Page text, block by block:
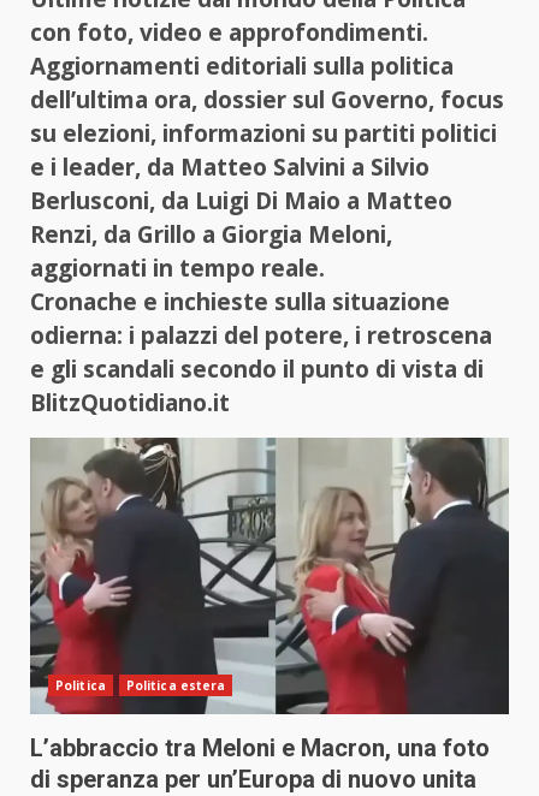
con foto, video e approfondimenti.
Aggiornamenti editoriali sulla politica
dell’ultima ora, dossier sul Governo, focus
su elezioni, informazioni su partiti politici
e i leader, da Matteo Salvini a Silvio
Berlusconi, da Luigi Di Maio a Matteo
Renzi, da Grillo a Giorgia Meloni,
aggiornati in tempo reale.
Cronache e inchieste sulla situazione
odierna: i palazzi del potere, i retroscena
e gli scandali secondo il punto di vista di
BlitzQuotidiano.it
Politica Politica estera
L’abbraccio tra Meloni e Macron, una foto
di speranza per un’Europa di nuovo unita